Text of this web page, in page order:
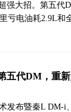
强大招。第五代
里亏电油耗2.9L
五代DM，重
发布暨秦L DM-i